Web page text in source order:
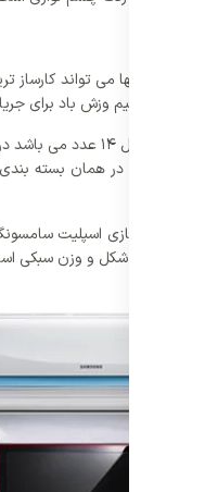
آنها می تواند کارساز
های تنظیم وزش باد برای
همچنین پره های داخلی
مربعی شکل و وزن سبکی